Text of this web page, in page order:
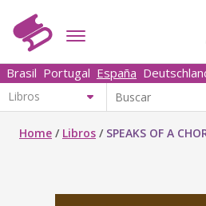
Brasil Portugal España
Home / Libros / SPEAKS OF A